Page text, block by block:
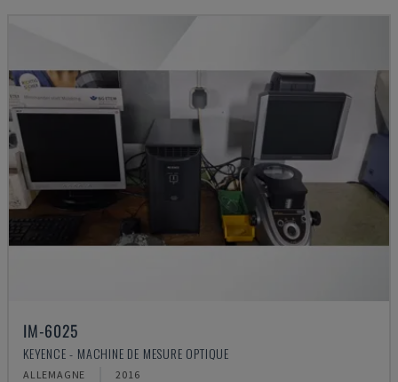
IM-6025
KEYENCE - MACHINE DE MESURE OPTIQUE
ALLEMAGNE 2016